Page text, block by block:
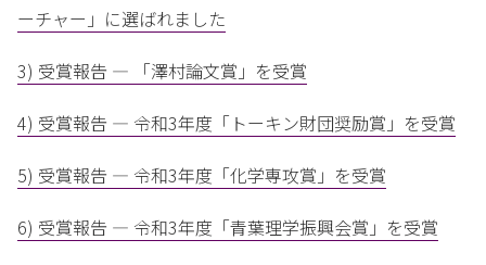
ーチャー」に選ばれました
3) 受賞報告 — 「澤村論文賞」を受賞
4) 受賞報告 — 令和3年度「トーキン財団奨励賞」を受賞
5) 受賞報告 — 令和3年度「化学専攻賞」を受賞
6) 受賞報告 — 令和3年度「青葉理学振興会賞」を受賞